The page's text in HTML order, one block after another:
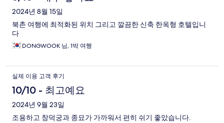
2024년 8월 15일
북촌 여행에 최적화된 위치 그리고 깔끔한 신축 한옥형 호텔입니
다
DONGWOOK 님, 1박 여행
실제 이용 고객 후기
10/10 - 최고예요
2024년 9월 23일
조용하고 창덕궁과 종묘가 가까워서 편히 쉬기 좋았습니다.